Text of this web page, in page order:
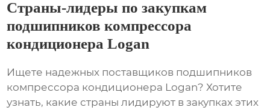
Страны-лидеры по закупкам
подшипников компрессора
кондиционера Logan
Ищете надежных поставщиков подшипников
компрессора кондиционера Logan? Хотите
узнать, какие страны лидируют в закупках этих